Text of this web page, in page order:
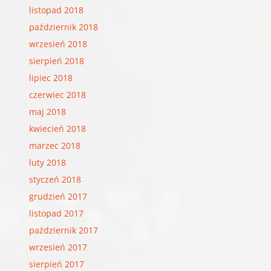
listopad 2018
październik 2018
wrzesień 2018
sierpień 2018
lipiec 2018
czerwiec 2018
maj 2018
kwiecień 2018
marzec 2018
luty 2018
styczeń 2018
grudzień 2017
listopad 2017
październik 2017
wrzesień 2017
sierpień 2017